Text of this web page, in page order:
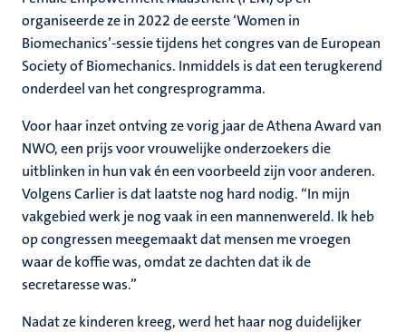
organiseerde ze in 2022 de eerste ‘Women in
Biomechanics’-sessie tijdens het congres van de European
Society of Biomechanics. Inmiddels is dat een terugkerend
onderdeel van het congresprogramma.
Voor haar inzet ontving ze vorig jaar de Athena Award van
NWO, een prijs voor vrouwelijke onderzoekers die
uitblinken in hun vak én een voorbeeld zijn voor anderen.
Volgens Carlier is dat laatste nog hard nodig. “In mijn
vakgebied werk je nog vaak in een mannenwereld. Ik heb
op congressen meegemaakt dat mensen me vroegen
waar de koffie was, omdat ze dachten dat ik de
secretaresse was.”
Nadat ze kinderen kreeg, werd het haar nog duidelijker